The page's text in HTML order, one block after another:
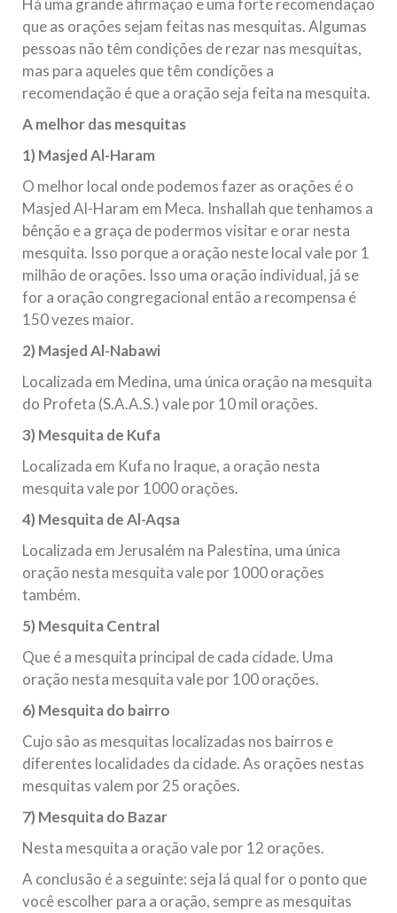
Há uma grande afirmação e uma forte recomendação
que as orações sejam feitas nas mesquitas. Algumas
pessoas não têm condições de rezar nas mesquitas,
mas para aqueles que têm condições a
recomendação é que a oração seja feita na mesquita.
A melhor das mesquitas
1) Masjed Al-Haram
O melhor local onde podemos fazer as orações é o
Masjed Al-Haram em Meca. Inshallah que tenhamos a
bênção e a graça de podermos visitar e orar nesta
mesquita. Isso porque a oração neste local vale por 1
milhão de orações. Isso uma oração individual, já se
for a oração congregacional então a recompensa é
150 vezes maior.
2) Masjed Al-Nabawi
Localizada em Medina, uma única oração na mesquita
do Profeta (S.A.A.S.) vale por 10 mil orações.
3) Mesquita de Kufa
Localizada em Kufa no Iraque, a oração nesta
mesquita vale por 1000 orações.
4) Mesquita de Al-Aqsa
Localizada em Jerusalém na Palestina, uma única
oração nesta mesquita vale por 1000 orações
também.
5) Mesquita Central
Que é a mesquita principal de cada cidade. Uma
oração nesta mesquita vale por 100 orações.
6) Mesquita do bairro
Cujo são as mesquitas localizadas nos bairros e
diferentes localidades da cidade. As orações nestas
mesquitas valem por 25 orações.
7) Mesquita do Bazar
Nesta mesquita a oração vale por 12 orações.
A conclusão é a seguinte: seja lá qual for o ponto que
você escolher para a oração, sempre as mesquitas